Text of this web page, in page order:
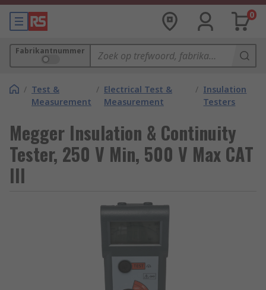
0
Fabrikantnummer
/ Test &
Measurement
/ Electrical Test &
Measurement
/ Insulation
Testers
Megger Insulation & Continuity
Tester, 250 V Min, 500 V Max CAT
III